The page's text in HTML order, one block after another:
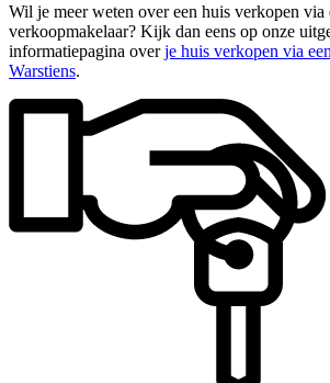
Wil je meer weten over een huis verkopen via
verkoopmakelaar? Kijk dan eens op onze
informatiepagina overje huis verkopen via
Warstiens.